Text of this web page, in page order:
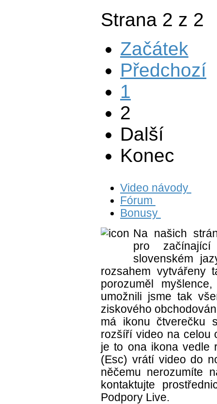
Strana 2 z 2
Začátek
Předchozí
1
2
Další
Konec
Video návody
Fórum
Bonusy
Na našich
pro
slovenském
rozsahem vytvářeny
porozuměl
umožnili jsme tak
ziskového
má ikonu čtverečku
rozšíří video na celou
je to ona ikona vedle
(Esc) vrátí video do
něčemu nerozumíte
kontaktujte
Podpory Live.